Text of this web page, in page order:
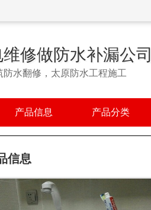
修做防水补漏公司
水翻修，太原防水工程施工
产品信息 产品分类
信息